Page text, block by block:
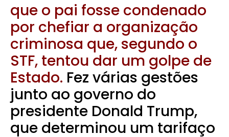
que o pai fosse condenado
por chefiar a organização
criminosa que, segundo o
STF, tentou dar um golpe de
Estado. Fez várias gestões
junto ao governo do
presidente Donald Trump,
que determinou um tarifaço